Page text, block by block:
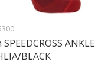
ANKLE
BLACK